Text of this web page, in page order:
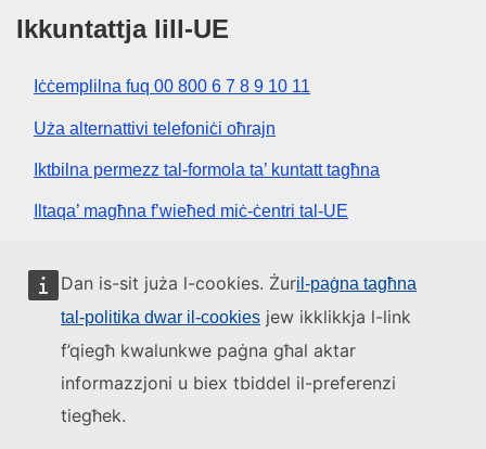
Dan is-sit juża l-cookies. Żuril-paġna tagħna
tal-politika dwar il-cookies jew ikklikkja l-link
f’qiegħ kwalunkwe paġna għal aktar
informazzjoni u biex tbiddel il-preferenzi
tiegħek.
Ikkuntattja lill-UE
Iċċemplilna fuq 00 800 6 7 8 9 10 11
Uża alternattivi telefoniċi oħrajn
Iktbilna permezz tal-formola ta’ kuntatt tagħna
Iltaqa’ magħna f’wieħed miċ-ċentri tal-UE
Media soċjali
L-istituzzjonijiet u l-korpi tal-UE